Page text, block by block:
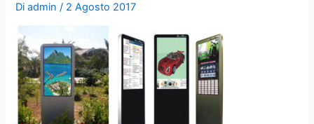
Diadmin/ 2 Agosto 2017